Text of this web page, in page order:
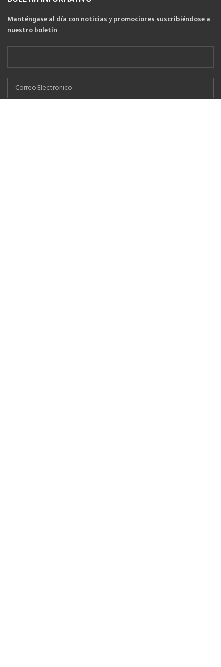
Manténgase al día con noticias y promociones suscribiéndose a
nuestro boletín